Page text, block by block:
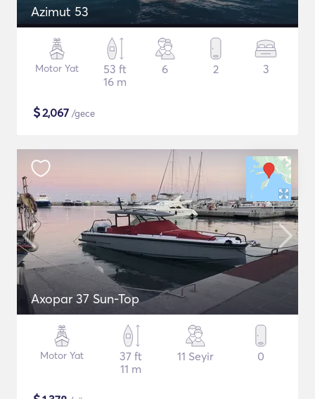
Azimut 53
Motor Yat
53 ft
16 m
6 2 3
$2,067 /gece
Axopar 37 Sun-Top
Motor Yat
37 ft
11 m
11 Seyir 0